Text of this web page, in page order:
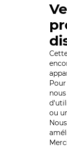
ou